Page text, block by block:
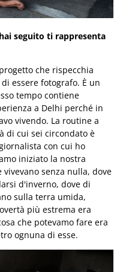
seguito ti rappresenta
che rispecchia
essere fotografo. È un
tempo contiene
a Delhi perché in
vivendo. La routine a
di cui sei circondato è
con cui ho
iniziato la nostra
senza nulla, dove
d'inverno, dove di
sulla terra umida,
più estrema era
che potevamo fare era
ognuna di esse.